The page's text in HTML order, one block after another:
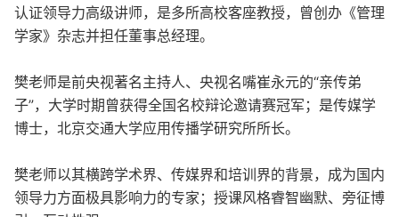
认证领导力高级讲师，是多所高校客座教授，曾创办《管理
学家》杂志并担任董事总经理。
樊老师是前央视著名主持人、央视名嘴崔永元的“亲传弟
子”，大学时期曾获得全国名校辩论邀请赛冠军；是传媒学
博士，北京交通大学应用传播学研究所所长。
樊老师以其横跨学术界、传媒界和培训界的背景，成为国内
领导力方面极具影响力的专家；授课风格睿智幽默、旁征博